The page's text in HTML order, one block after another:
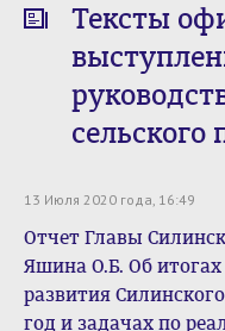
Тексты
сельского
13 Июля 2020 года, 16:49
Отчет Главы
Яшина О.Б. Об
развития
год и задачах по